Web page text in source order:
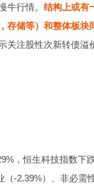
牛行情。 结构上或有
存储等）和整体板
关注股性次新转债
，恒生科技指数下
-2.39%）、非必需